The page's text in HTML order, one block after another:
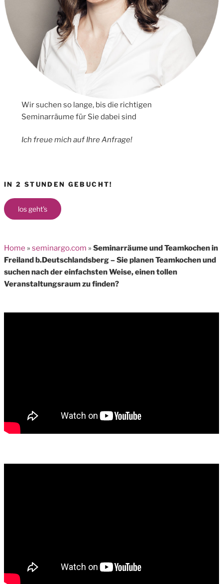
Wir suchen so lange, bis die richtigen
Seminarräume für Sie dabei sind
Ich freue mich auf Ihre Anfrage!
IN 2 STUNDEN GEBUCHT!
los geht's
Home » seminargo.com » Seminarräume und Teamkochen in
Freiland b.Deutschlandsberg – Sie planen Teamkochen und
suchen nach der einfachsten Weise, einen tollen
Veranstaltungsraum zu finden?